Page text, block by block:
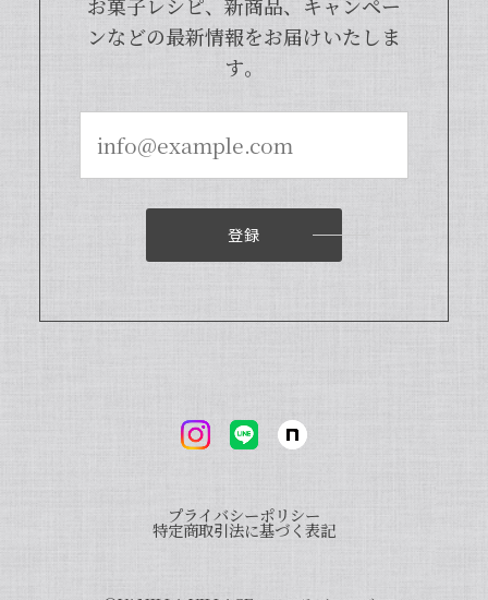
いつもお店で使わさせてもらってます。 バニラの香
りも良く、あの量でお値段も安くとても使いやすい
いつも当店をご利用いただきまして、誠
ラを使った世界のお菓子レシピもご紹介
しております。こちらもご興味ございま
しくお願い申し上げます。
ンなどの最新情報をお届けいたしま
す。
登録
プライバシーポリシー
特定商取引法に基づく表記